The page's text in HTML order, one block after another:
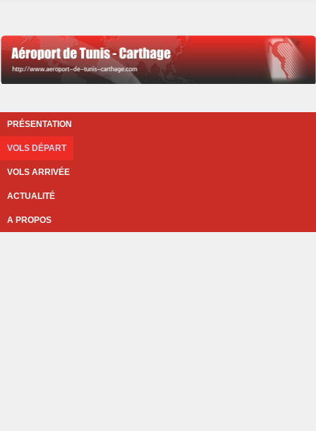
PRÉSENTATION
VOLS DÉPART
VOLS ARRIVÉE
ACTUALITÉ
A PROPOS